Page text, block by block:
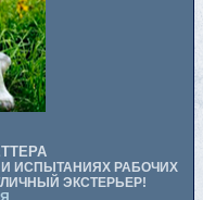
ИСПЫТАНИЯХ РАБОЧИХ
ЭКСТЕРЬЕР!